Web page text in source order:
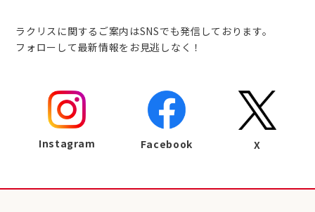
ラクリスに関するご案内はSNSでも発信しております。
フォローして最新情報をお見逃しなく！
Instagram Facebook X